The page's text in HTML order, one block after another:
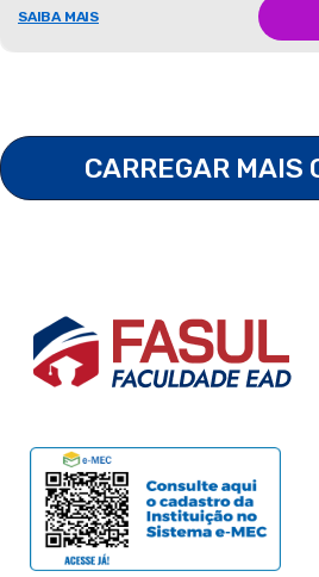
SAIBA MAIS
CARREGAR MAIS